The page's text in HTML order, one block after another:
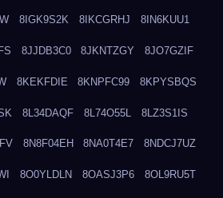
8IGK9S2K 8IKCGRHJ 8IN6KUU1
8JJDB3C0 8JKNTZGY 8JO7GZIF
8KEKFDIE 8KNPFC99 8KPYSBQS
8L34DAQF 8L74O55L 8LZ3S1IS
8N8F04EH 8NA0T4E7 8NDCJ7UZ
8O0YLDLN 8OASJ3P6 8OL9RU5T